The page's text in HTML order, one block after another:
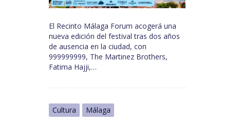
El Recinto Málaga Forum acogerá una
nueva edición del festival tras dos años
de ausencia en la ciudad, con
999999999, The Martinez Brothers,
Fatima Hajji,…
Cultura Málaga